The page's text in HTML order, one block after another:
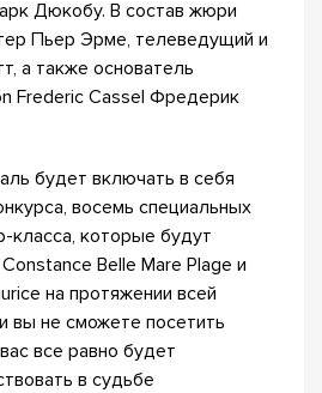
Дюкобу. В состав жюри
Пьер Эрме, телеведущий и
а также основатель
Frederic Cassel Фредерик
будет включать в себя
восемь специальных
класса, которые будут
Belle Mare Plage и
на протяжении всей
вы не сможете посетить
все равно будет
в судьбе